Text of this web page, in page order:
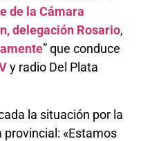
de la Cámara
delegación Rosario,
” que conduce
y radio Del Plata
la situación por la
«Estamos